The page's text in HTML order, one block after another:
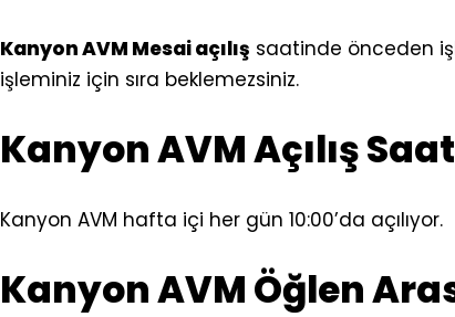
Kanyon AVM Mesai açılış saatinde önceden
işleminiz için sıra beklemezsiniz.
Kanyon AVM Açılış
Kanyon AVM hafta içi her gün 10:00’da açılıyor.
Kanyon AVM Öğlen